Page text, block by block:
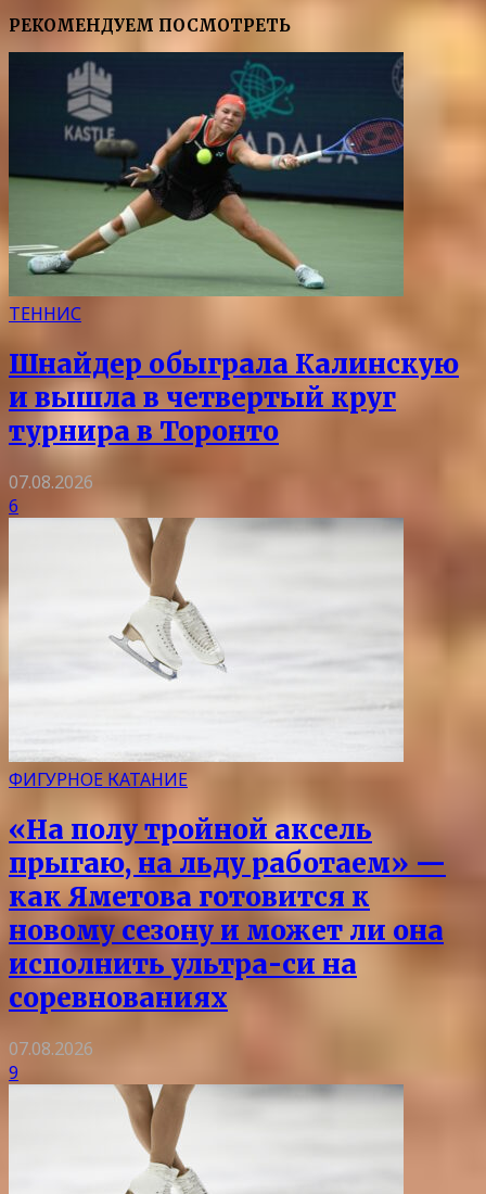
РЕКОМЕНДУЕМ ПОСМОТРЕТЬ
ТЕННИС
Шнайдер обыграла Калинскую
и вышла в четвертый круг
турнира в Торонто
07.08.2026
6
ФИГУРНОЕ КАТАНИЕ
«На полу тройной аксель
прыгаю, на льду работаем» —
как Яметова готовится к
новому сезону и может ли она
исполнить ультра-си на
соревнованиях
07.08.2026
9